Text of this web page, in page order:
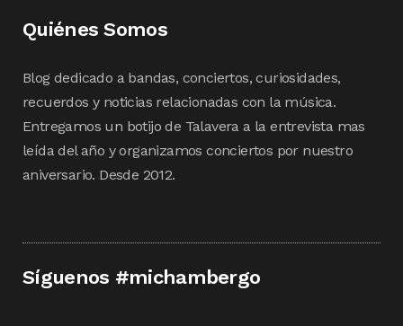
Quiénes Somos
Blog dedicado a bandas, conciertos, curiosidades,
recuerdos y noticias relacionadas con la música.
Entregamos un botijo de Talavera a la entrevista mas
leída del año y organizamos conciertos por nuestro
aniversario. Desde 2012.
Síguenos #michambergo